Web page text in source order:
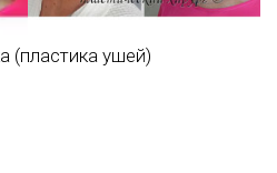
(пластика ушей)